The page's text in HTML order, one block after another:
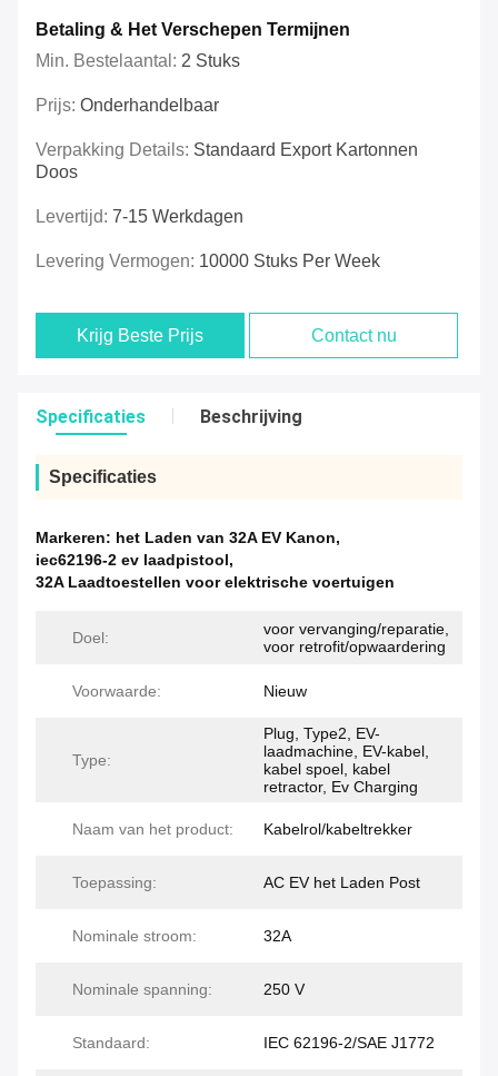
Betaling & Het Verschepen Termijnen
Min. Bestelaantal: 2 Stuks
Prijs: Onderhandelbaar
Verpakking Details: Standaard Export Kartonnen
Doos
Levertijd: 7-15 Werkdagen
Levering Vermogen: 10000 Stuks Per Week
Krijg Beste Prijs Contact nu
Specificaties Beschrijving
Specificaties
Markeren: het Laden van 32A EV Kanon,
iec62196-2 ev laadpistool,
32A Laadtoestellen voor elektrische voertuigen
Doel:
voor vervanging/reparatie,
voor retrofit/opwaardering
Voorwaarde: Nieuw
Type:
Plug, Type2, EV-
laadmachine, EV-kabel,
kabel spoel, kabel
retractor, Ev Charging
Naam van het product: Kabelrol/kabeltrekker
Toepassing: AC EV het Laden Post
Nominale stroom: 32A
Nominale spanning: 250 V
Standaard: IEC 62196-2/SAE J1772